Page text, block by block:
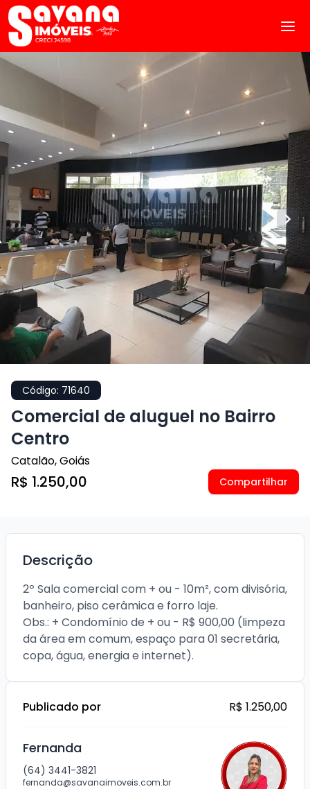
Código: 71640
Comercial de aluguel no Bairro
Centro
Catalão,Goiás
R$ 1.250,00 Compartilhar
Descrição
2º Sala comercial com + ou - 10m², com divisória,
banheiro, piso cerâmica e forro laje.
Obs.: + Condomínio de + ou - R$ 900,00 (limpeza
da área em comum, espaço para 01 secretária,
Publicado por R$ 1.250,00
Fernanda
(64) 3441-3821
fernanda@savanaimoveis.com.br